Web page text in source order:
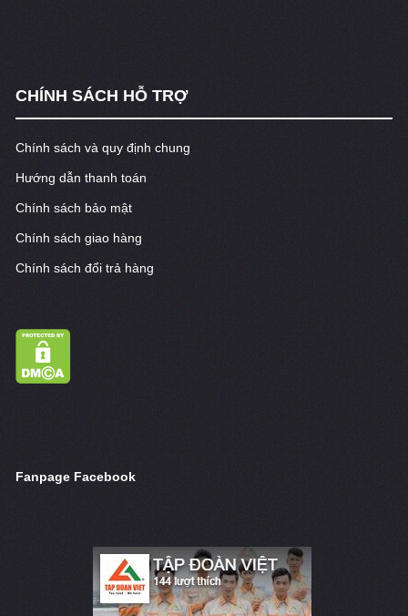
CHÍNH SÁCH HỖ TRỢ
Chính sách và quy định chung
Hướng dẫn thanh toán
Chính sách bảo mật
Chính sách giao hàng
Chính sách đổi trả hàng
Fanpage Facebook